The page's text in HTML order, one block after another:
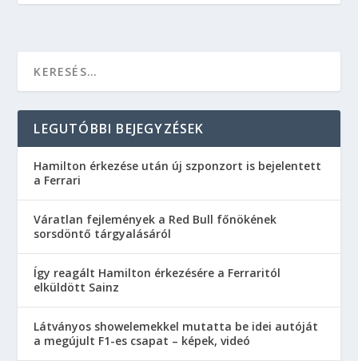
LEGUTÓBBI BEJEGYZÉSEK
Hamilton érkezése után új szponzort is bejelentett
a Ferrari
Váratlan fejlemények a Red Bull főnökének
sorsdöntő tárgyalásáról
Így reagált Hamilton érkezésére a Ferraritól
elküldött Sainz
Látványos showelemekkel mutatta be idei autóját
a megújult F1-es csapat – képek, videó